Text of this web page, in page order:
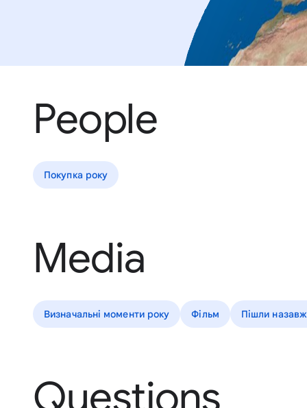
People
Покупка року
Media
Визначальні моменти року Фільм Пішли
Questions